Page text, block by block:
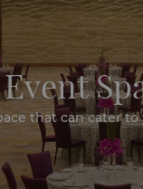
Event
that can cater